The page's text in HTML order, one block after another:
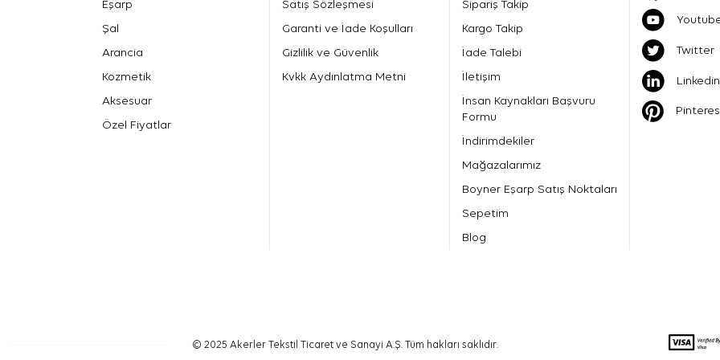
Eşarp
Şal
Arancia
Kozmetik
Aksesuar
Özel Fiyatlar
Satış Sözleşmesi
Garanti ve İade Koşulları
Gizlilik ve Güvenlik
Kvkk Aydınlatma Metni
Sipariş Takip
Kargo Takip
İade Talebi
İletişim
İnsan Kaynakları Başvuru
Formu
İndirimdekiler
Mağazalarımız
Boyner Eşarp Satış Noktaları
Sepetim
Blog
Twitter
Linkedin
© 2025 Akerler Tekstil Ticaret ve Sanayi A.Ş. Tüm hakları saklıdır.